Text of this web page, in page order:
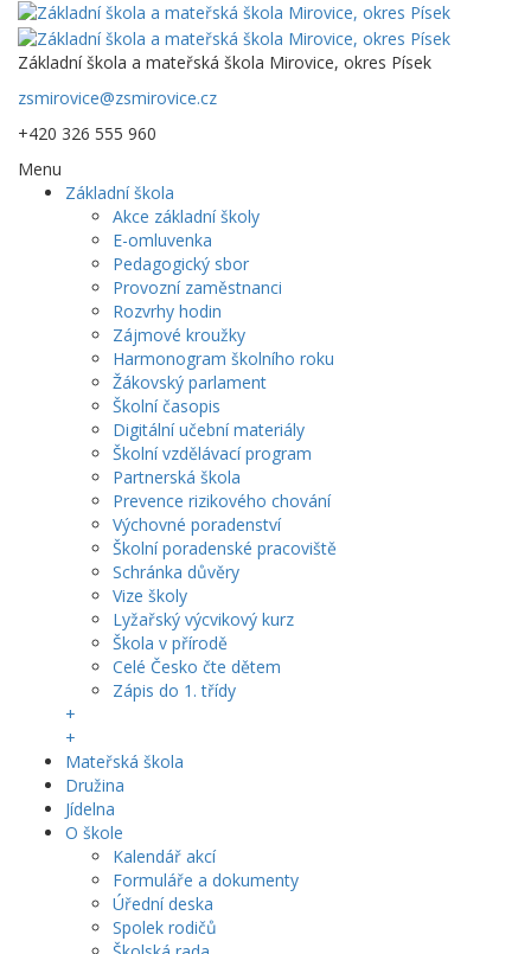
Základní škola a mateřská škola Mirovice, okres Písek
zsmirovice@zsmirovice.cz
+420 326 555 960
Menu
Základní škola
Akce základní školy
E-omluvenka
Pedagogický sbor
Provozní zaměstnanci
Rozvrhy hodin
Zájmové kroužky
Harmonogram školního roku
Žákovský parlament
Školní časopis
Digitální učební materiály
Školní vzdělávací program
Partnerská škola
Prevence rizikového chování
Výchovné poradenství
Školní poradenské pracoviště
Schránka důvěry
Vize školy
Lyžařský výcvikový kurz
Škola v přírodě
Celé Česko čte dětem
Zápis do 1. třídy
+
+
Mateřská škola
Družina
Jídelna
O škole
Kalendář akcí
Formuláře a dokumenty
Úřední deska
Spolek rodičů